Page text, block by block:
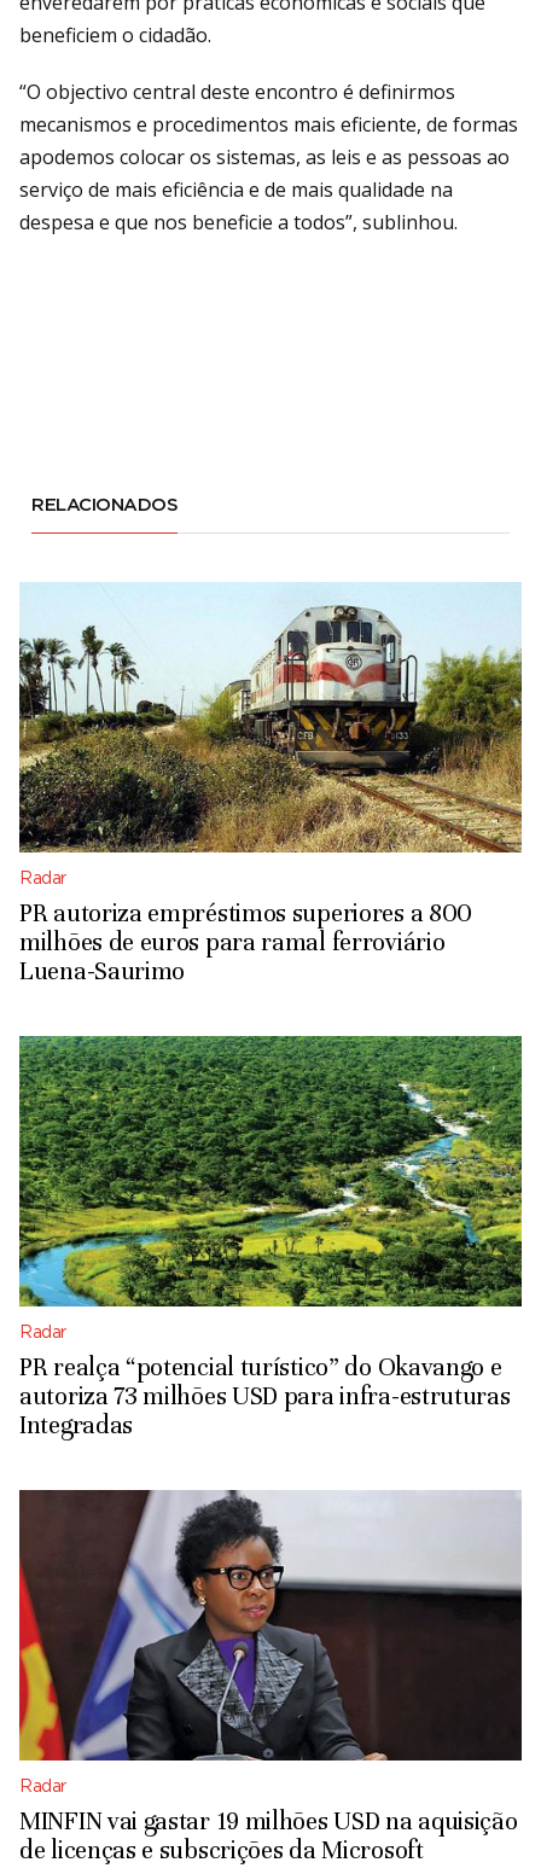
beneficiem o cidadão.
“O objectivo central deste encontro é definirmos
mecanismos e procedimentos mais eficiente, de formas
apodemos colocar os sistemas, as leis e as pessoas ao
serviço de mais eficiência e de mais qualidade na
despesa e que nos beneficie a todos”, sublinhou.
RELACIONADOS
Radar
PR autoriza empréstimos superiores a 800
milhões de euros para ramal ferroviário
Luena-Saurimo
Radar
PR realça “potencial turístico” do Okavango e
autoriza 73 milhões USD para infra-estruturas
Integradas
Radar
MINFIN vai gastar 19 milhões USD na aquisição
de licenças e subscrições da Microsoft